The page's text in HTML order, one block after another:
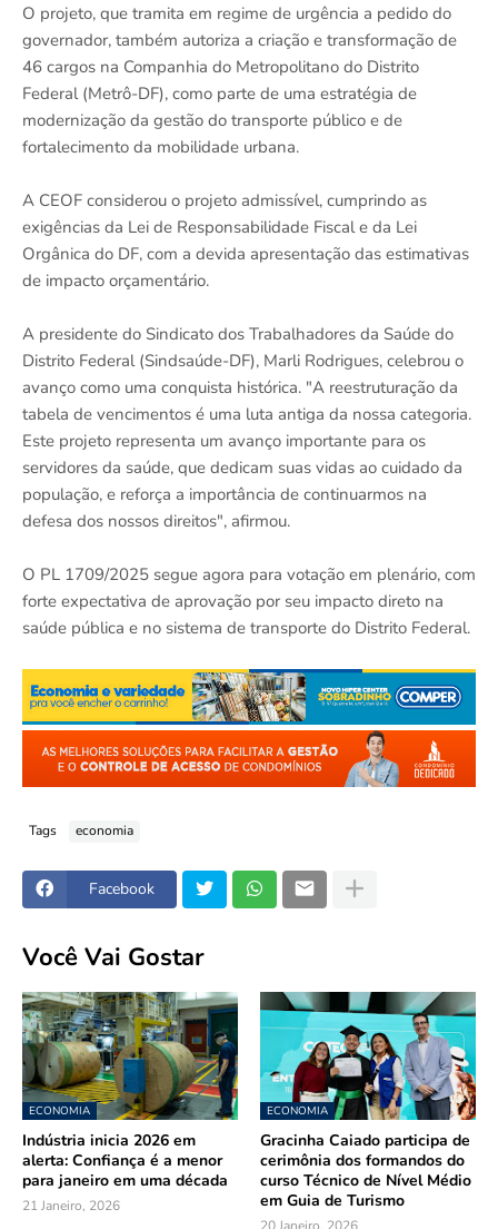
O projeto, que tramita em regime de urgência a pedido do
governador, também autoriza a criação e transformação de
46 cargos na Companhia do Metropolitano do Distrito
Federal (Metrô-DF), como parte de uma estratégia de
modernização da gestão do transporte público e de
fortalecimento da mobilidade urbana.
A CEOF considerou o projeto admissível, cumprindo as
exigências da Lei de Responsabilidade Fiscal e da Lei
Orgânica do DF, com a devida apresentação das estimativas
de impacto orçamentário.
A presidente do Sindicato dos Trabalhadores da Saúde do
Distrito Federal (Sindsaúde-DF), Marli Rodrigues, celebrou o
avanço como uma conquista histórica. "A reestruturação da
tabela de vencimentos é uma luta antiga da nossa categoria.
Este projeto representa um avanço importante para os
servidores da saúde, que dedicam suas vidas ao cuidado da
população, e reforça a importância de continuarmos na
defesa dos nossos direitos", afirmou.
O PL 1709/2025 segue agora para votação em plenário, com
forte expectativa de aprovação por seu impacto direto na
saúde pública e no sistema de transporte do Distrito Federal.
Tags economia
Facebook
Você Vai Gostar
ECONOMIA
Indústria inicia 2026 em
alerta: Confiança é a menor
para janeiro em uma década
21 Janeiro, 2026
ECONOMIA
Gracinha Caiado participa de
cerimônia dos formandos do
curso Técnico de Nível Médio
em Guia de Turismo
20 Janeiro, 2026